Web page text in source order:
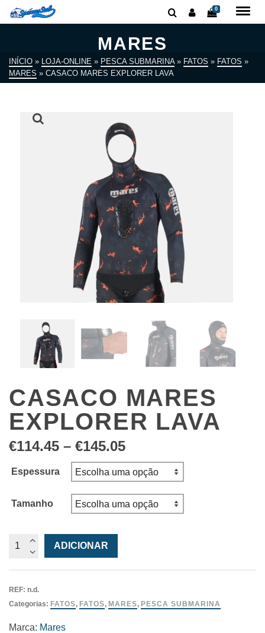
0
MARES
INÍCIO » LOJA-ONLINE » PESCA SUBMARINA » FATOS » FATOS »
MARES » CASACO MARES EXPLORER LAVA
CASACO MARES
EXPLORER LAVA
€114.45 – €145.05Price
range:
€114.45
€145.05
Espessura
Tamanho
Quantidade
ADICIONAR
REF: n.d.
Categorias: FATOS, FATOS, MARES, PESCA SUBMARINA
Marca: Mares